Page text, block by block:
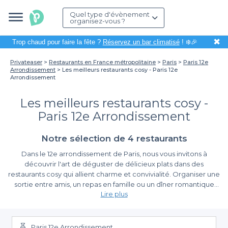
Quel type d'évènement
organisez-vous ?
Trop chaud pour faire la fête ? Réservez un bar climatisé! ❄️🎉 ✖
Privateaser Restaurants en France métropolitaine Paris
Paris 12e
Arrondissement
Les meilleurs restaurants cosy - Paris 12e
Arrondissement
Les meilleurs restaurants cosy -
Paris 12e Arrondissement
Notre sélection de 4 restaurants
Dans le 12e arrondissement de Paris, nous vous invitons à
découvrir l'art de déguster de délicieux plats dans des
restaurants cosy qui allient charme et convivialité. Organiser une
sortie entre amis, un repas en famille ou un dîner romantique
dans cet arrondissement emblématique est tout à fait séduisant.
savourant une atmosphère chaleureuse ? Chaque repas est
l’occasion de créer de précieux souvenirs.
La simplicité de réservation avec Privateaser
Lire plus